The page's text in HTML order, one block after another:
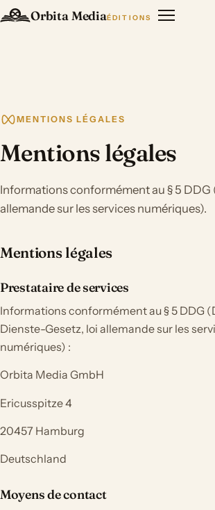
Orbita MediaÉDITIONS
MENTIONS LÉGALES
Mentions légales
Informations conformément au § 5 DDG
allemande sur les services numériques).
Mentions légales
Prestataire de services
Informations conformément au § 5 DDG
Dienste-Gesetz, loi allemande sur les
numériques) :
Orbita Media GmbH
Ericusspitze 4
20457 Hamburg
Deutschland
Moyens de contact